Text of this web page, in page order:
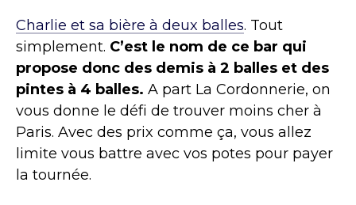
Charlie et sa bière à deux balles. Tout
simplement. C’est le nom de ce bar qui
propose donc des demis à 2 balles et des
pintes à 4 balles. A part La Cordonnerie, on
vous donne le défi de trouver moins cher à
Paris. Avec des prix comme ça, vous allez
limite vous battre avec vos potes pour payer
la tournée.